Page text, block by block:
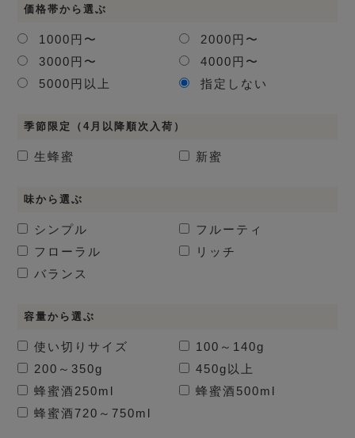
価格帯から選ぶ
1000円〜
2000円〜
3000円〜
4000円〜
5000円以上
指定しない
季節限定（4月以降順次入荷）
生蜂蜜 新蜜
味から選ぶ
シンプル
フルーティ
フローラル
リッチ
バランス
容量から選ぶ
使い切りサイズ
100～140g
200～350g
450g以上
蜂蜜酒 250ml 蜂蜜酒 500ml
蜂蜜酒720～750ml